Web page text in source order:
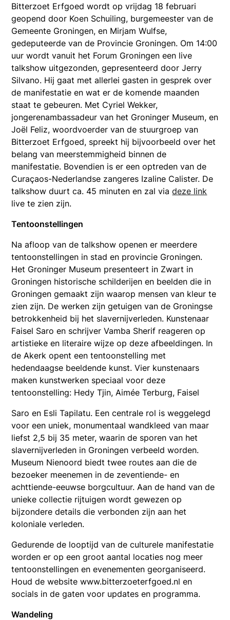
Bitterzoet Erfgoed wordt op vrijdag 18 februari
geopend door Koen Schuiling, burgemeester van de
Gemeente Groningen, en Mirjam Wulfse,
gedeputeerde van de Provincie Groningen. Om 14:00
uur wordt vanuit het Forum Groningen een live
talkshow uitgezonden, gepresenteerd door Jerry
Silvano. Hij gaat met allerlei gasten in gesprek over
de manifestatie en wat er de komende maanden
staat te gebeuren. Met Cyriel Wekker,
jongerenambassadeur van het Groninger Museum, en
Joël Feliz, woordvoerder van de stuurgroep van
Bitterzoet Erfgoed, spreekt hij bijvoorbeeld over het
belang van meerstemmigheid binnen de
manifestatie. Bovendien is er een optreden van de
Curaçaos-Nederlandse zangeres Izaline Calister. De
talkshow duurt ca. 45 minuten en zal viadeze link
live te zien zijn.
Tentoonstellingen
Na afloop van de talkshow openen er meerdere
tentoonstellingen in stad en provincie Groningen.
Het Groninger Museum presenteert in Zwart in
Groningen historische schilderijen en beelden die in
Groningen gemaakt zijn waarop mensen van kleur te
zien zijn. De werken zijn getuigen van de Groningse
betrokkenheid bij het slavernijverleden. Kunstenaar
Faisel Saro en schrijver Vamba Sherif reageren op
artistieke en literaire wijze op deze afbeeldingen. In
de Akerk opent een tentoonstelling met
hedendaagse beeldende kunst. Vier kunstenaars
maken kunstwerken speciaal voor deze
tentoonstelling: Hedy Tjin, Aimée Terburg, Faisel
Saro en Esli Tapilatu. Een centrale rol is weggelegd
voor een uniek, monumentaal wandkleed van maar
liefst 2,5 bij 35 meter, waarin de sporen van het
slavernijverleden in Groningen verbeeld worden.
Museum Nienoord biedt twee routes aan die de
bezoeker meenemen in de zeventiende- en
achttiende-eeuwse borgcultuur. Aan de hand van de
unieke collectie rijtuigen wordt gewezen op
bijzondere details die verbonden zijn aan het
koloniale verleden.
Gedurende de looptijd van de culturele manifestatie
worden er op een groot aantal locaties nog meer
tentoonstellingen en evenementen georganiseerd.
Houd de website www.bitterzoeterfgoed.nl en
socials in de gaten voor updates en programma.
Wandeling